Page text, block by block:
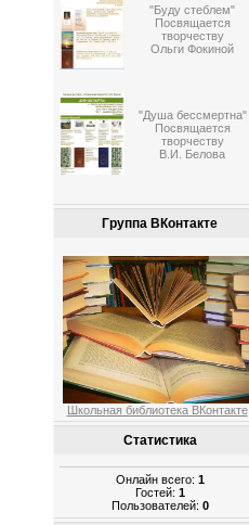
"Буду стеблем"
Посвящается
творчеству
Ольги Фокиной
"Душа бессмертна"
Посвящается
творчеству
В.И. Белова
Группа ВКонтакте
Школьная библиотека ВКонтакте
Статистика
Онлайн всего: 1
Гостей: 1
Пользователей: 0